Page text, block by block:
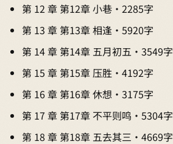
第 12 章 第12章 小巷 · 2285字
第 13 章 第13章 相逢 · 5920字
第 14 章 第14章 五月初五 · 3549字
第 15 章 第15章 压胜 · 4192字
第 16 章 第16章 休想 · 3175字
第 17 章 第17章 不平则鸣 · 5304字
第 18 章 第18章 五去其三 · 4669字